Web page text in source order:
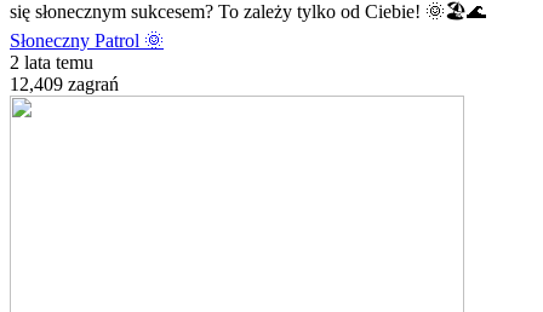
się słonecznym sukcesem? To zależy tylko od Ciebie! 🌞🏖️🌊
Słoneczny Patrol 🌞
2 lata temu
12,409 zagrań